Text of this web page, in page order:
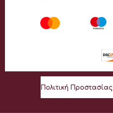
Πολιτική Προστασίας